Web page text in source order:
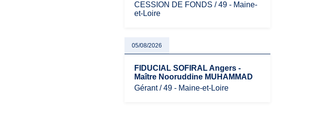
CESSION DE FONDS / 49 - Maine-
et-Loire
05/08/2026
FIDUCIAL SOFIRAL Angers -
Maître Nooruddine MUHAMMAD
Gérant / 49 - Maine-et-Loire